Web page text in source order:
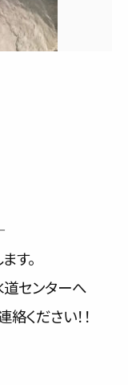
す。
センターへ
ください！！